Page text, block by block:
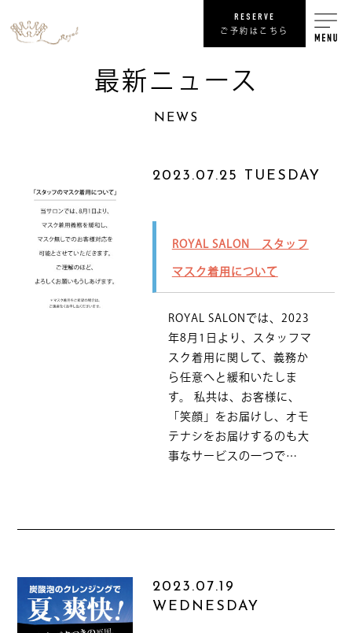
RESERVE
ご予約はこちら
RECRUIT
COMPANY
PRIVACY POLICY プライバシ
SITE MAP
最新ニュース
NEWS
2023.07.25 TUESDAY
ROYAL SALON スタッフ
マスク着用について
ROYAL SALONでは、2023
年8月1日より、スタッフマ
スク着用に関して、義務か
ら任意へと緩和いたしま
す。 私共は、お客様に、
「笑顔」をお届けし、オモ
テナシをお届けするのも大
事なサービスの一つで…
2023.07.19
WEDNESDAY